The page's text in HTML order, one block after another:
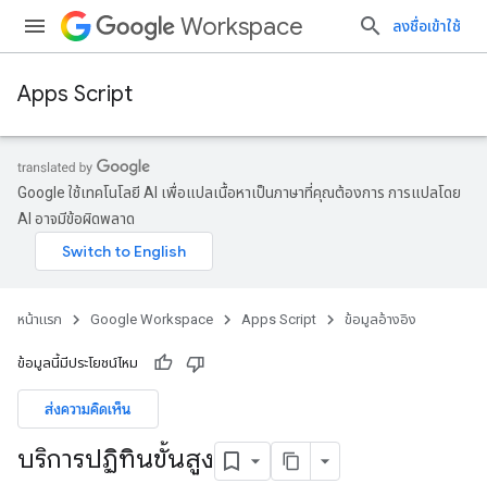
Workspace ลงชื่อเข้าใช้
Apps Script
Google ใช้เทคโนโลยี AI เพื่อแปลเนื้อหาเป็นภาษาที่คุณต้องการ การแปลโดย
AI อาจมีข้อผิดพลาด
หน้าแรก Google Workspace Apps Script ข้อมูลอ้างอิง
ข้อมูลนี้มีประโยชน์ไหม
ส่งความคิดเห็น
บริการปฏิทินขั้นสูง